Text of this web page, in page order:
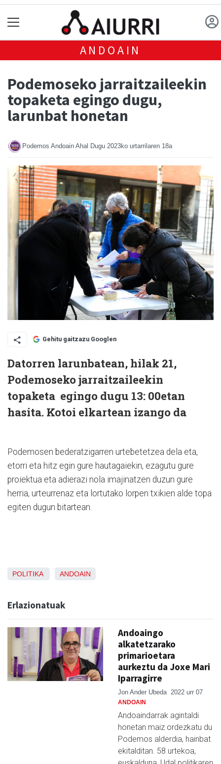
ANDOAIN
Podemoseko jarraitzaileekin
topaketa egingo dugu,
larunbat honetan
Podemos Andoain Ahal Dugu 2023ko urtarrilaren 18a
Gehitu gaitzazu Googlen
Datorren larunbatean, hilak 21,
Podemoseko jarraitzaileekin
topaketa egingo dugu 13: 00etan
hasita. Kotoi elkartean izango da
Podemosen bederatzigarren urtebetetzea dela eta,
etorri eta hitz egin gure hautagaiekin, ezagutu gure
proiektua eta adierazi nola imajinatzen duzun gure
herria, urteurrenaz eta lortutako lorpen txikien alde topa
egiten dugun bitartean.
POLITIKA ANDOAIN
Erlazionatuak
Andoaingo
alkatetzarako
primarioetara
aurkeztu da Joxe Mari
Iparragirre
Jon Ander Ubeda 2022 urr 07
ANDOAIN
Andoaindarrak agintaldi
honetan maiz ordezkatu du
Podemos alderdia, hainbat
ekitalditan. 58 urtekoa,